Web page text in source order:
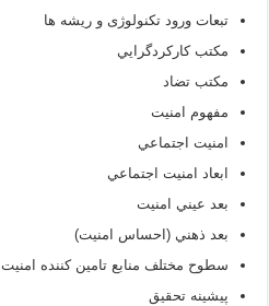
تبعات ورود تکنولوژی و ریشه ها
مکتب کارکردگرايي
مکتب تضاد
مفهوم امنیت
امنيت اجتماعي
ابعاد امنيت اجتماعي
بعد عيني امنيت
بعد ذهني (احساس امنيت)
سطوح مختلف منابع تامين كننده امنيت
پیشینه تحقیق